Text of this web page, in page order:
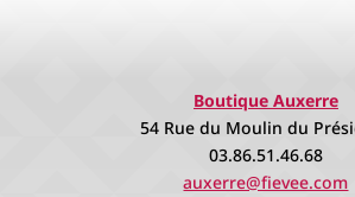
Boutique Auxerre
54 Rue du Moulin du
03.86.51.46.68
auxerre@fievee.com